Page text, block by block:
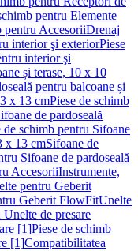
pentru Elemente
pentru AccesoriiDrenaj
interior şi exteriorPiese
interior şi
și terase, 10 x 10
pentru balcoane și
x 13 cmPiese de schimb
de pardoseală
de schimb pentru Sifoane
x 13 cmSifoane de
Sifoane de pardoseală
AccesoriiInstrumente,
pentru Geberit
Geberit FlowFitUnelte
de presare
[1]Piese de schimb
[1]Compatibilitatea